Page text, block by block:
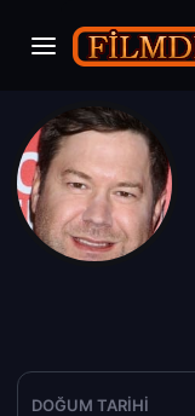
DOĞUM TARIHI